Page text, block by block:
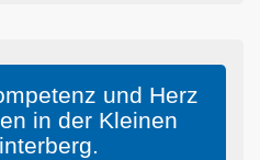
und Herz
in der Kleinen